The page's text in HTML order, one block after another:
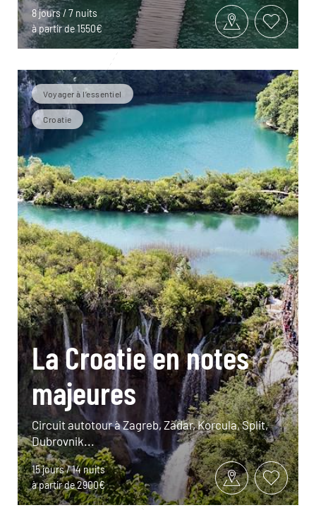
8 jours / 7 nuits
à partir de 1550€
Voyager à l’essentiel
Croatie
La Croatie en notes
majeures
Circuit autotour à Zagreb, Zadar, Korcula, Split,
Dubrovnik...
15 jours / 14 nuits
à partir de 2900€